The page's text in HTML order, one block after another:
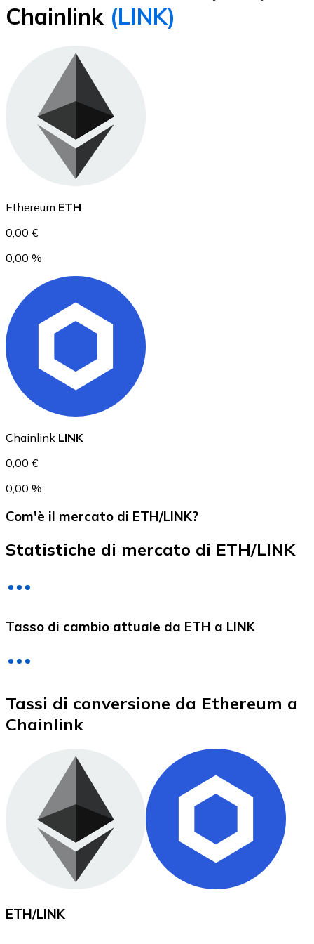
BTC
Ethereum
ETH
USD Coin
USDC
XRP
XRP
Chainlink (LINK)
Ethereum ETH
0,00 €
0,00 %
Chainlink LINK
0,00 €
0,00 %
Com'è il mercato di ETH/LINK?
Statistiche di mercato di ETH/LINK
Tasso di cambio attuale da ETH a LINK
Tassi di conversione da Ethereum a
Chainlink
ETH/LINK